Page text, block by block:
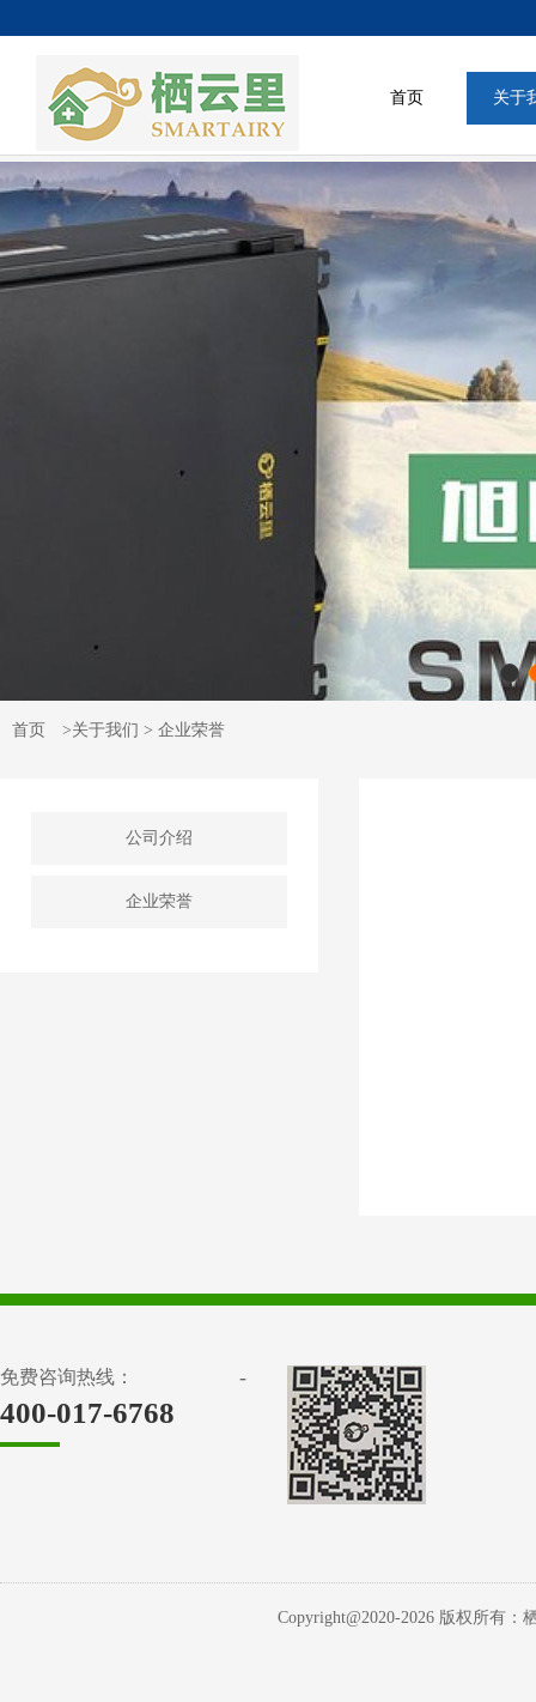
首页 关于
首页 >关于我们 > 企业荣誉
公司介绍
企业荣誉
-
免费咨询热线：
400-017-6768
Copyright@2020-2026 版权所有